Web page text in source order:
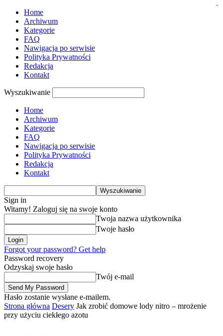
Home
Archiwum
Kategorie
FAQ
Nawigacja po serwisie
Polityka Prywatności
Redakcja
Kontakt
Wyszukiwanie
Home
Archiwum
Kategorie
FAQ
Nawigacja po serwisie
Polityka Prywatności
Redakcja
Kontakt
Sign in
Witamy! Zaloguj się na swoje konto
Twoja nazwa użytkownika
Twoje hasło
Forgot your password? Get help
Password recovery
Odzyskaj swoje hasło
Twój e-mail
Hasło zostanie wysłane e-mailem.
Strona główna Desery Jak zrobić domowe lody nitro – mrożenie
przy użyciu ciekłego azotu